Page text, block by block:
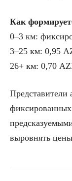
Как
0–3 км:
3–25 км: 0,95
26+ км: 0,70
Представители
фиксированных
выровнять